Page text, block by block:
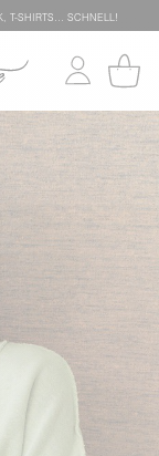
T-SHIRTS… SCHNELL!